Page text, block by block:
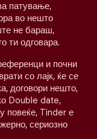
патување,
во нешто
не бараш,
ти одговара.
и почни
со лајк, ќе се
договори нешто,
Double date,
повеќе, Tinder е
сериозно